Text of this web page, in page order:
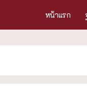
หน้าแรก